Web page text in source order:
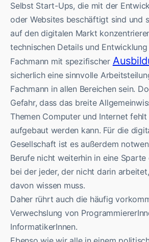
Selbst Start-Ups, die mit der
oder Websites beschäftigt sind und
auf den digitalen Markt
technischen Details und
Fachmann mit spezifischer
sicherlich eine sinnvolle
Fachmann in allen Bereichen sein.
Gefahr, dass das breite
Themen Computer und Internet
aufgebaut werden kann. Für die
Gesellschaft ist es außerdem
Berufe nicht weiterhin in eine
bei der jeder, der nicht darin
davon wissen muss.
Daher rührt auch die häufig
Verwechslung von
InformatikerInnen.